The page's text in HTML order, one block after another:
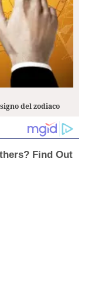
del zodiaco
Find Out